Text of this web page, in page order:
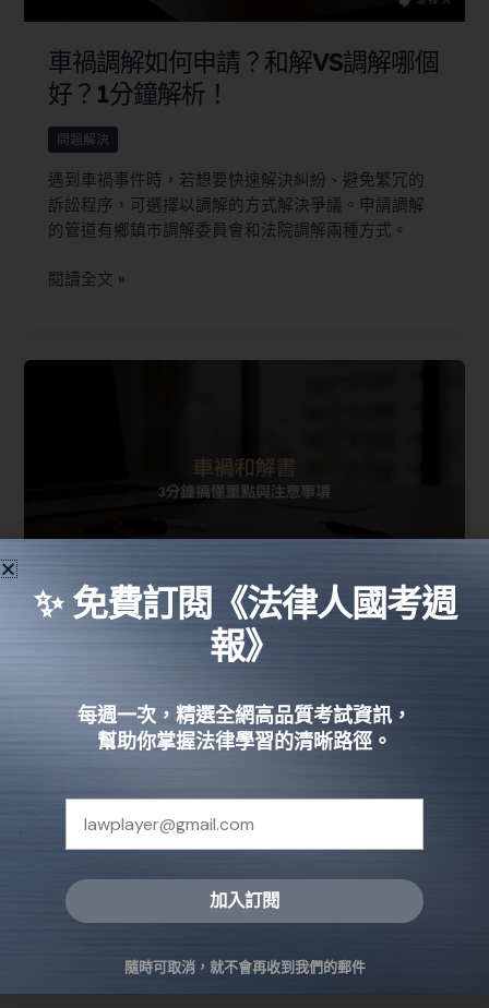
車禍調解如何申請？和解VS調解哪個
好？1分鐘解析！
問題解決
遇到車禍事件時，若想要快速解決糾紛、避免繁冗的
訴訟程序，可選擇以調解的方式解決爭議。申請調解
的管道有鄉鎮市調解委員會和法院調解兩種方式。
閱讀全文 »
【車禍和解書範本】3分鐘搞定車禍
和解書重點、注意事項
法律知識
個重點千萬不能遺漏，除此之外，你還必須了解「車
禍和解的那些事…
✨ 免費訂閱《法律人國考週
報》
每週一次，精選全網高品質考試資訊，
幫助你掌握法律學習的清晰路徑。
加入訂閱
隨時可取消，就不會再收到我們的郵件